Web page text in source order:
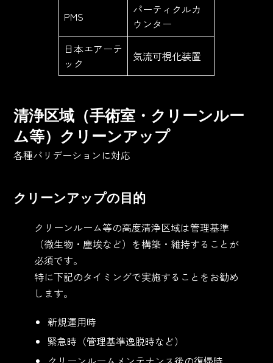
PMS
パーティクルカ
ウンター
日本エアーテ
ック
気流可視化装置
清浄区域（手術室・クリーンルー
ム等）クリーンアップ
各種バリデーションに対応
クリーンアップの目的
クリーンルーム等の高度清浄区域は管理基準
（微生物・塵埃など）を構築・維持することが
必須です。
特に下記のタイミングで実施することをお勧め
します。
新規運用時
緊急時（管理基準逸脱時など）